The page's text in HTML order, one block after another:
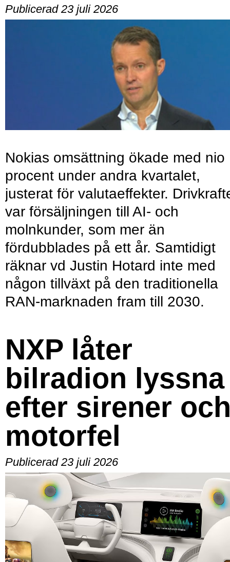
Publicerad 23 juli 2026
Nokias omsättning ökade med nio
procent under andra kvartalet,
justerat för valutaeffekter.
var försäljningen till AI- och
molnkunder, som mer än
fördubblades på ett år. Samtidigt
räknar vd Justin Hotard inte med
någon tillväxt på den traditionella
RAN-marknaden fram till 2030.
NXP låter
bilradion lyssna
efter sirener
motorfel
Publicerad 23 juli 2026